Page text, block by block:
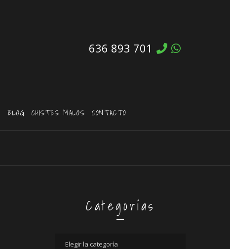
636 893 701
BLOG CHISTES MALOS CONTACTO
Categorías